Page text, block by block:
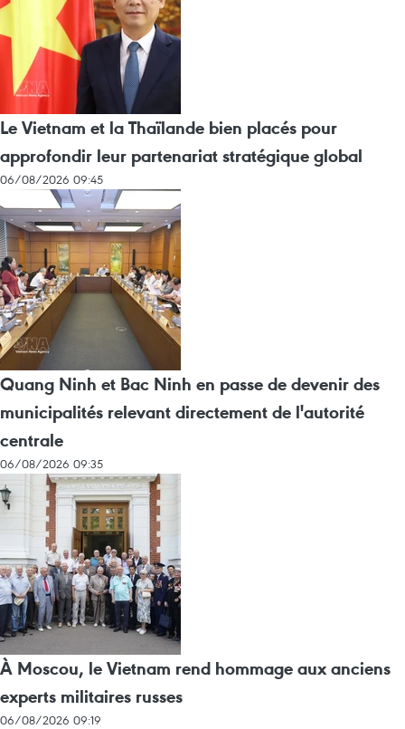
Le Vietnam et la Thaïlande bien placés pour
approfondir leur partenariat stratégique global
06/08/2026 09:45
Quang Ninh et Bac Ninh en passe de devenir des
municipalités relevant directement de l'autorité
centrale
06/08/2026 09:35
À Moscou, le Vietnam rend hommage aux anciens
experts militaires russes
06/08/2026 09:19